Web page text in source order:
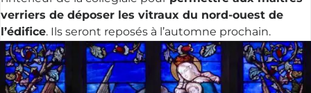
verriers de déposer les vitraux du nord-ouest de
l’édifice. Ils seront reposés à l’automne prochain.